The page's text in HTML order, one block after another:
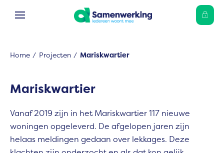
Naar de homepage
Ga naar Hoofd
Home Projecten Mariskwartier
Mariskwartier
Vanaf 2019 zijn in het Mariskwartier 117 nieuwe
woningen opgeleverd. De afgelopen jaren zijn
helaas meldingen gedaan over lekkages. Deze